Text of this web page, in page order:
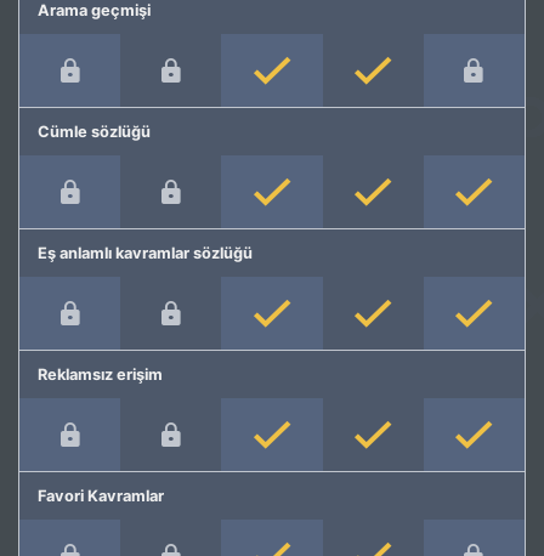
Arama geçmişi
Cümle sözlüğü
Eş anlamlı kavramlar sözlüğü
Reklamsız erişim
Favori Kavramlar